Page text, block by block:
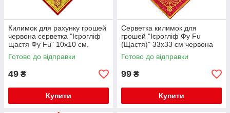
Килимок для рахунку грошей
червона серветка "Ієрогліф
щастя Фу Fu" 10х10 см.
(C5887)
Готово до відправки
49 ₴
Купити
Серветка килимок для
грошей "Ієрогліф Фу Fu
(Щастя)" 33х33 см червона
(C5900)
Готово до відправки
99 ₴
Купити